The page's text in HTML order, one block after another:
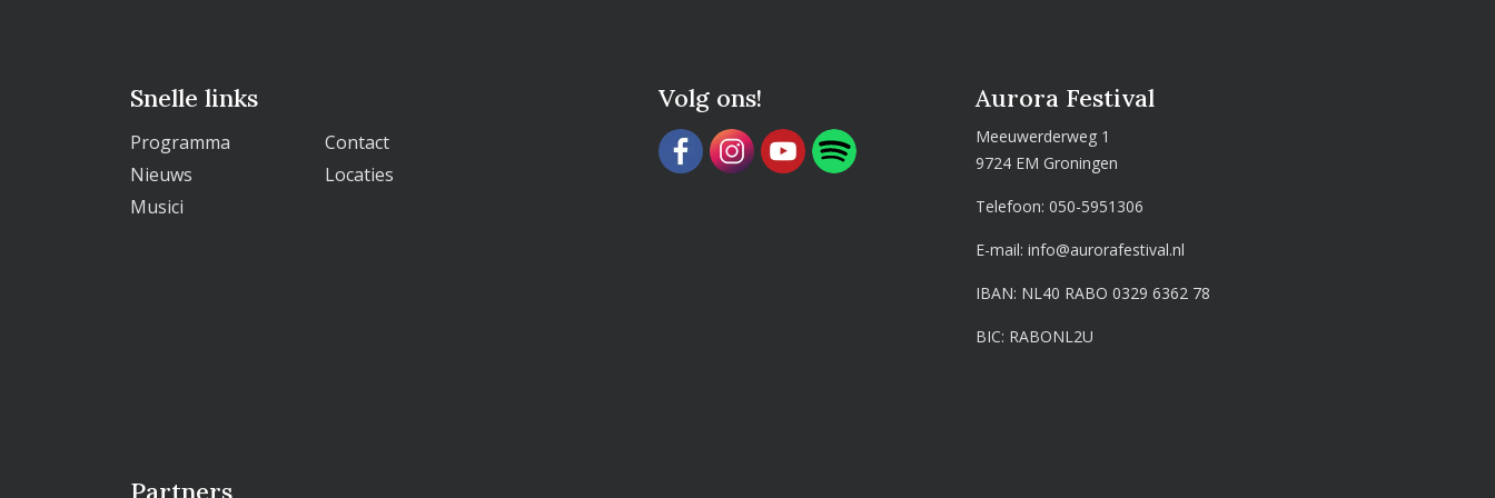
Snelle links
Programma
Contact
Nieuws
Locaties
Musici
Volg ons! Aurora Festival
Meeuwerderweg 1
9724 EM Groningen
Telefoon:050-5951306
E-mail:info@aurorafestival.nl
IBAN: NL40 RABO 0329 6362 78
BIC: RABONL2U
Partners